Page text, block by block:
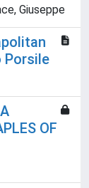
Giuseppe
Porsile
OF